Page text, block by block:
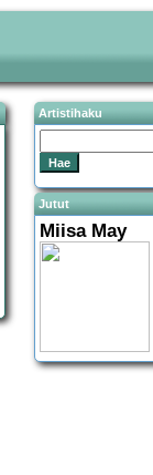
Artistihaku
Jutut
Miisa May